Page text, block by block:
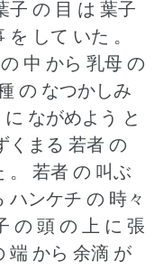
子 の 目 は 葉子
して いた 。
中 から 乳母 の
の なつかしみ
ながめよう と
くまる 若者 の
若者 の 叫ぶ
ハンケチ の 時々
の 頭 の 上 に 張
端 から 余滴 が